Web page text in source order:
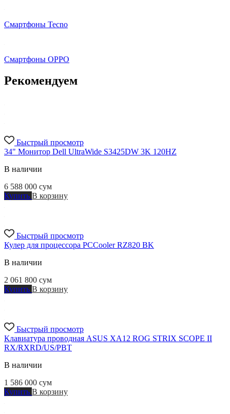
Смартфоны Tecno
Смартфоны OPPO
Рекомендуем
Быстрый просмотр
34" Монитор Dell UltraWide S3425DW 3K 120HZ
В наличии
6 588 000 сум
Купить В корзину
Быстрый просмотр
Кулер для процессора PCCooler RZ820 BK
В наличии
2 061 800 сум
Купить В корзину
Быстрый просмотр
Клавиатура проводная ASUS XA12 ROG STRIX SCOPE II
RX/RXRD/US/PBT
В наличии
1 586 000 сум
Купить В корзину